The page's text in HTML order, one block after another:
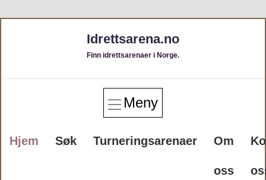
Idrettsarena.no
Finn idrettsarenaer i Norge.
Meny
Hjem Søk Turneringsarenaer Om
oss